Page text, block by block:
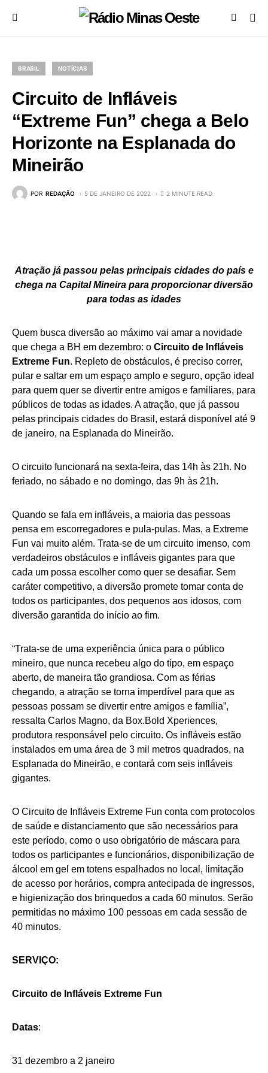
BRASIL NOTÍCIAS
Circuito de Infláveis
“Extreme Fun” chega a Belo
Horizonte na Esplanada do
Mineirão
POR REDAÇÃO 5 DE JANEIRO DE 2022 2 MINUTE READ
Atração já passou pelas principais cidades do país e
chega na Capital Mineira para proporcionar diversão
para todas as idades
Quem busca diversão ao máximo vai amar a novidade
que chega a BH em dezembro: o Circuito de Infláveis
Extreme Fun. Repleto de obstáculos, é preciso correr,
pular e saltar em um espaço amplo e seguro, opção ideal
para quem quer se divertir entre amigos e familiares, para
públicos de todas as idades. A atração, que já passou
pelas principais cidades do Brasil, estará disponível até 9
de janeiro, na Esplanada do Mineirão.
O circuito funcionará na sexta-feira, das 14h às 21h. No
feriado, no sábado e no domingo, das 9h às 21h.
Quando se fala em infláveis, a maioria das pessoas
pensa em escorregadores e pula-pulas. Mas, a Extreme
Fun vai muito além. Trata-se de um circuito imenso, com
verdadeiros obstáculos e infláveis gigantes para que
cada um possa escolher como quer se desafiar. Sem
caráter competitivo, a diversão promete tomar conta de
todos os participantes, dos pequenos aos idosos, com
diversão garantida do início ao fim.
“Trata-se de uma experiência única para o público
mineiro, que nunca recebeu algo do tipo, em espaço
aberto, de maneira tão grandiosa. Com as férias
chegando, a atração se torna imperdível para que as
pessoas possam se divertir entre amigos e família”,
ressalta Carlos Magno, da Box.Bold Xperiences,
produtora responsável pelo circuito. Os infláveis estão
instalados em uma área de 3 mil metros quadrados, na
Esplanada do Mineirão, e contará com seis infláveis
gigantes.
O Circuito de Infláveis Extreme Fun conta com protocolos
de saúde e distanciamento que são necessários para
este período, como o uso obrigatório de máscara para
todos os participantes e funcionários, disponibilização de
álcool em gel em totens espalhados no local, limitação
de acesso por horários, compra antecipada de ingressos,
e higienização dos brinquedos a cada 60 minutos. Serão
permitidas no máximo 100 pessoas em cada sessão de
40 minutos.
SERVIÇO:
Circuito de Infláveis Extreme Fun
Datas:
31 dezembro a 2 janeiro